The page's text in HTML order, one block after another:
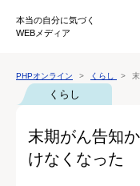
本当の自分に気づく
WEBメディア
PHPオンライン くらし
くらし
末期がん告知
けなくなった